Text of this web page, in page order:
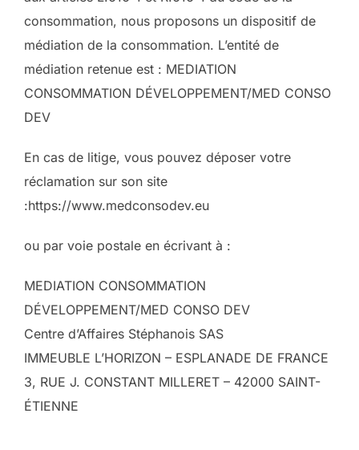
consommation, nous proposons un dispositif de
médiation de la consommation. L’entité de
médiation retenue est : MEDIATION
CONSOMMATION DÉVELOPPEMENT/MED CONSO
DEV
En cas de litige, vous pouvez déposer votre
réclamation sur son site
:https://www.medconsodev.eu
ou par voie postale en écrivant à :
MEDIATION CONSOMMATION
DÉVELOPPEMENT/MED CONSO DEV
Centre d’Affaires Stéphanois SAS
IMMEUBLE L’HORIZON – ESPLANADE DE FRANCE
3, RUE J. CONSTANT MILLERET – 42000 SAINT-
ÉTIENNE